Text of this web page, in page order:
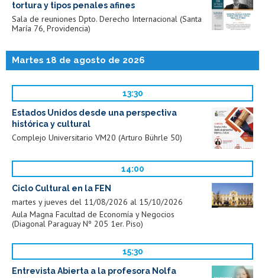
tortura y tipos penales afines
Sala de reuniones Dpto. Derecho Internacional (Santa
María 76, Providencia)
Martes 18 de agosto de 2026
13:30
Estados Unidos desde una perspectiva
histórica y cultural
Complejo Universitario VM20 (Arturo Bührle 50)
14:00
Ciclo Cultural en la FEN
martes y jueves del 11/08/2026 al 15/10/2026
Aula Magna Facultad de Economía y Negocios
(Diagonal Paraguay Nº 205 1er. Piso)
15:30
Entrevista Abierta a la profesora Nolfa